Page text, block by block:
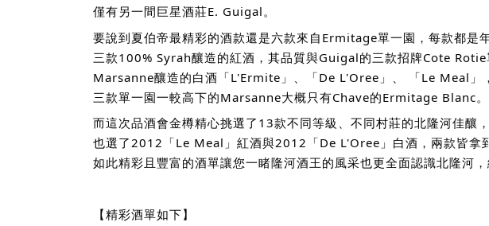
僅有另一間巨星酒莊E. Guigal。
要說到夏伯帝最精彩的酒款還是六款來自Ermitage單一園，每款都
三款100% Syrah釀造的紅酒，其品質與Guigal的三款招牌Cote
Marsanne釀造的白酒「L'Ermite」、「De L'Oree」、 「Le Meal
三款單一園一較高下的Marsanne大概只有Chave的Ermitage Blanc。
而這次品酒會金樽精心挑選了13款不同等級、不同村莊的北隆河佳
也選了2012「Le Meal」紅酒與2012「De L'Oree」白酒，兩款皆拿
如此精彩且豐富的酒單讓您一睹隆河酒王的風采也更全面認識北隆河
【精彩酒單如下】